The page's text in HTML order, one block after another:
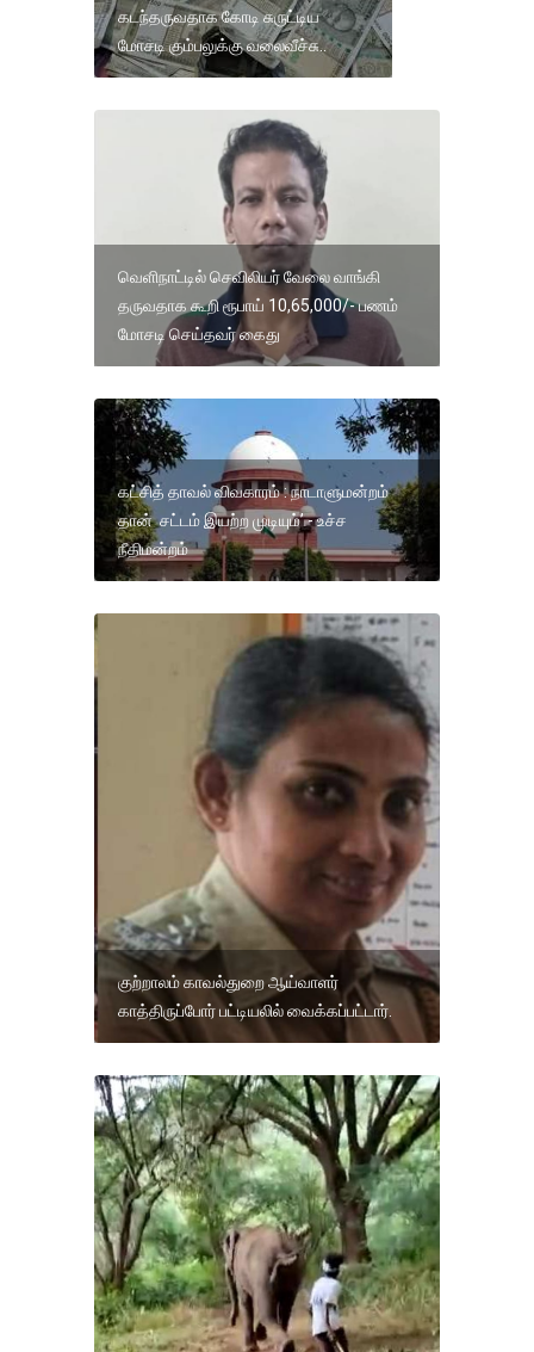
கடந்தருவதாக கோடி சுருட்டிய
மோசடி கும்பலுக்கு வலைவீச்சு..
வெளிநாட்டில் செவிலியர் வேலை வாங்கி
தருவதாக கூறி ரூபாய் 10,65,000/- பணம்
மோசடி செய்தவர் கைது
கட்சித் தாவல் விவகாரம் : நாடாளுமன்றம்
தான் சட்டம் இயற்ற முடியும்’ - உச்ச
நீதிமன்றம்
குற்றாலம் காவல்துறை ஆய்வாளர்
காத்திருப்போர் பட்டியலில் வைக்கப்பட்டார்.